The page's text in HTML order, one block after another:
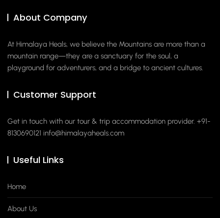
About Company
At Himalaya Heals, we believe the Mountains are more than a
mountain range—they are a sanctuary for the soul, a
playground for adventurers, and a bridge to ancient cultures.
Customer Support
Get in touch with our tour & trip accommodation provider. +91-
8130690121 info@himalayaheals.com
Useful Links
Home
About Us